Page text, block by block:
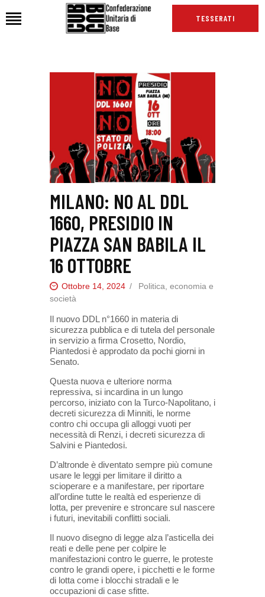
TESSERATI
PODCAST CUB
TG CUB
INTERNAZIONALE
RASSEGNA STAMPA
MILANO: NO AL DDL
1660, PRESIDIO IN
PIAZZA SAN BABILA IL
16 OTTOBRE
Ottobre 14, 2024
Politica, economia e
società
Il nuovo DDL n°1660 in materia di
sicurezza pubblica e di tutela del personale
in servizio a firma Crosetto, Nordio,
Piantedosi è approdato da pochi giorni in
Senato.
Questa nuova e ulteriore norma
repressiva, si incardina in un lungo
percorso, iniziato con la Turco-Napolitano, i
decreti sicurezza di Minniti, le norme
contro chi occupa gli alloggi vuoti per
necessità di Renzi, i decreti sicurezza di
Salvini e Piantedosi.
D’altronde è diventato sempre più comune
usare le leggi per limitare il diritto a
scioperare e a manifestare, per riportare
all’ordine tutte le realtà ed esperienze di
lotta, per prevenire e stroncare sul nascere
i futuri, inevitabili conflitti sociali.
Il nuovo disegno di legge alza l’asticella dei
reati e delle pene per colpire le
manifestazioni contro le guerre, le proteste
contro le grandi opere, i picchetti e le forme
di lotta come i blocchi stradali e le
occupazioni di case sfitte.